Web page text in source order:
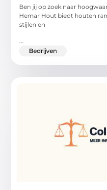
Ben jij op zoek naar
Hemar Hout biedt houten
stijlen en
Bedrijven